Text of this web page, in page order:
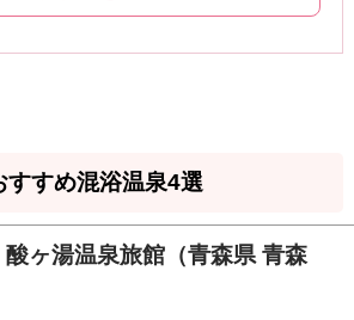
すすめ混浴温泉4選
ヶ湯温泉旅館（青森県 青森